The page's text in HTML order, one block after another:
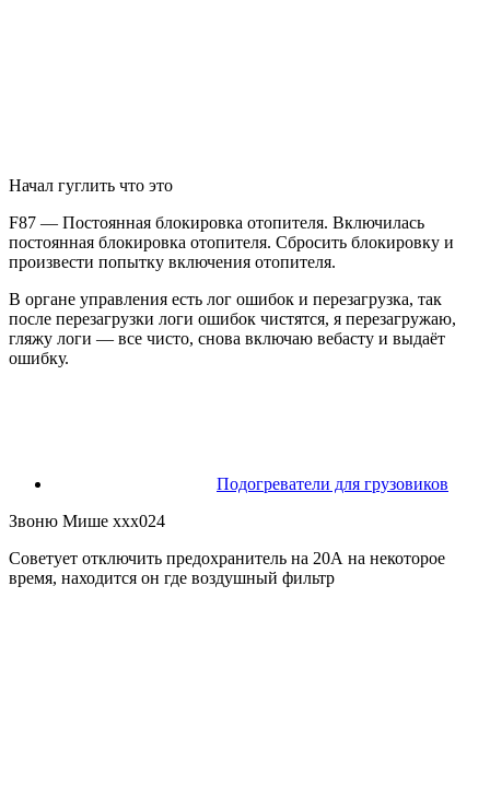
Начал гуглить что это
F87 — Постоянная блокировка отопителя. Включилась
постоянная блокировка отопителя. Сбросить блокировку и
произвести попытку включения отопителя.
В органе управления есть лог ошибок и перезагрузка, так
после перезагрузки логи ошибок чистятся, я перезагружаю,
гляжу логи — все чисто, снова включаю вебасту и выдаёт
ошибку.
Подогреватели для грузовиков
Звоню Мише xxx024
Советует отключить предохранитель на 20А на некоторое
время, находится он где воздушный фильтр